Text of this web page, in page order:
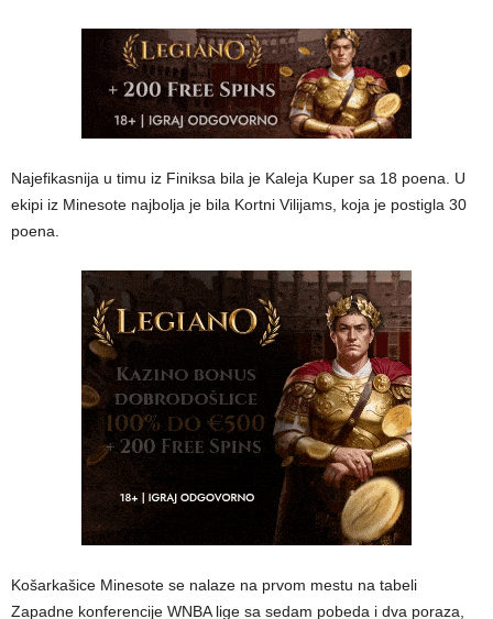
Najefikasnija u timu iz Finiksa bila je Kaleja Kuper sa 18 poena. U
ekipi iz Minesote najbolja je bila Kortni Vilijams, koja je postigla 30
poena.
Košarkašice Minesote se nalaze na prvom mestu na tabeli
Zapadne konferencije WNBA lige sa sedam pobeda i dva poraza,